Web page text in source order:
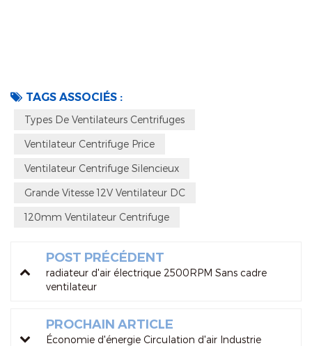
TAGS ASSOCIÉS :
Types De Ventilateurs Centrifuges
Ventilateur Centrifuge Price
Ventilateur Centrifuge Silencieux
Grande Vitesse 12V Ventilateur DC
120mm Ventilateur Centrifuge
POST PRÉCÉDENT
radiateur d'air électrique 2500RPM Sans cadre
ventilateur
PROCHAIN ARTICLE
Économie d'énergie Circulation d'air Industrie